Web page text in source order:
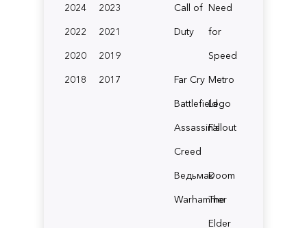
2024
2023
2022
2021
2020
2019
2018
2017
Call of
Duty
Need
for
Speed
Far Cry Metro
BattlefieldLego
Assassin's
Creed
Fallout
ВедьмакDoom
Warhammer
The
Elder